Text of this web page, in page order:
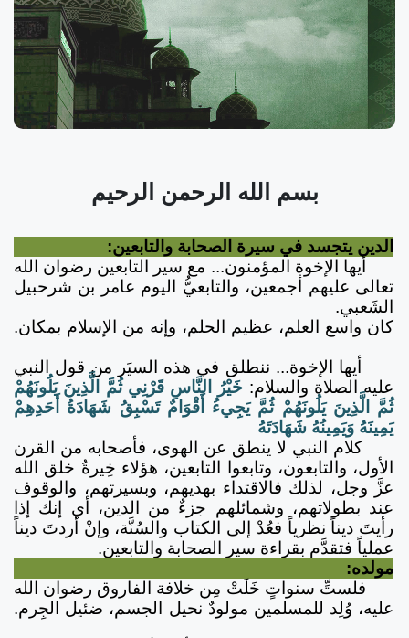
بسم الله الرحمن الرحيم
الدين يتجسد في سيرة الصحابة والتابعين:
أيها الإخوة المؤمنون... مع سير التابعين رضوان الله
تعالى عليهم أجمعين، والتابعيُّ اليوم عامر بن شرحبيل
الشَعبي.
كان واسع العلم، عظيم الحلم، وإنه من الإسلام بمكان.
أيها الإخوة... ننطلق في هذه السيَر من قول النبي
عليه الصلاة والسلام: خَيْرُ النَّاسِ قَرْنِي ثُمَّ الَّذِينَ يَلُونَهُمْ
ثُمَّ الَّذِينَ يَلُونَهُمْ ثُمَّ يَجِيءُ أَقْوَامٌ تَسْبِقُ شَهَادَةُ أَحَدِهِمْ
يَمِينَهُ وَيَمِينُهُ شَهَادَتَهُ
كلام النبي لا ينطق عن الهوى، فأصحابه من القرن
الأول، والتابعون، وتابعوا التابعين، هؤلاء خِيرةُ خلق الله
عزَّ وجل، لذلك فالاقتداء بهديهم، وبسيرتهم، والوقوف
عند بطولاتهم، وشمائلهم جزءٌ من الدين، أي إنك إذا
رأيتَ ديناً نظرياً فعُدْ إلى الكتاب والسُنَّة، وإنْ أردتَ ديناً
عملياً فتقدَّم بقراءة سير الصحابة والتابعين.
مولده:
فلستِّ سنواتٍ خَلَتْ مِن خلافة الفاروق رضوان الله
عليه، وُلِد للمسلمين مولودٌ نحيل الجسم، ضئيل الجِرم.